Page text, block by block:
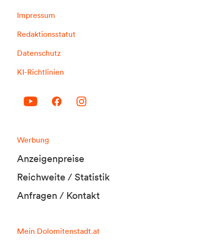
Impressum
Redaktionsstatut
Datenschutz
KI-Richtlinien
Werbung
Anzeigenpreise
Reichweite / Statistik
Anfragen / Kontakt
Mein Dolomitenstadt.at